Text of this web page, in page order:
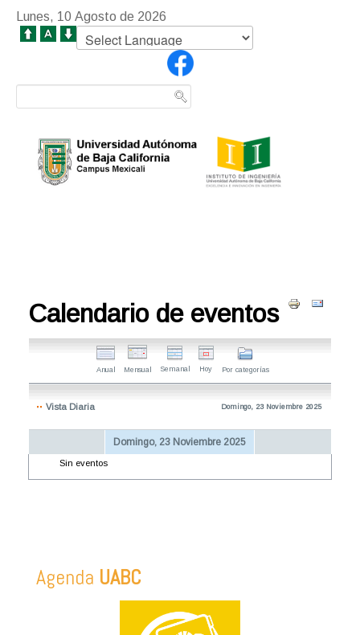
Lunes, 10 Agosto de 2026
Calendario de eventos
Anual Mensual Semanal Hoy Por categorías
Vista Diaria Domingo, 23 Noviembre 2025
Domingo, 23 Noviembre 2025
Sin eventos
Agenda UABC